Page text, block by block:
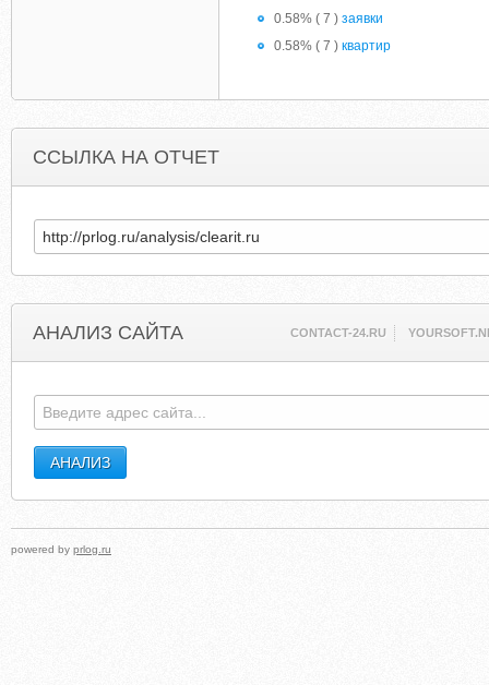
0.58% ( 7 ) заявки
0.58% ( 7 ) квартир
ССЫЛКА НА ОТЧЕТ
АНАЛИЗ САЙТА CONTACT-24.RU
powered by prlog.ru